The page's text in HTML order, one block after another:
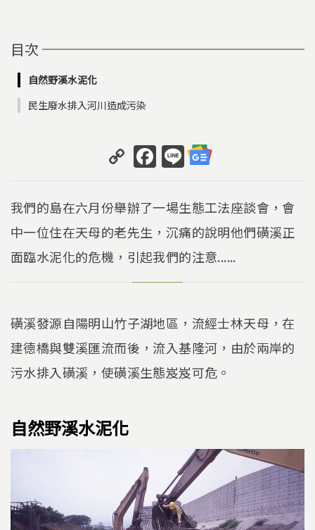
目次
自然野溪水泥化
民生廢水排入河川造成污染
C
o
p
y
Li
n
k
F
a
c
e
b
o
o
k
Li
n
e
我們的島在六月份舉辦了一場生態工法座談會，會
中一位住在天母的老先生，沉痛的說明他們磺溪正
面臨水泥化的危機，引起我們的注意......
磺溪發源自陽明山竹子湖地區，流經士林天母，在
建德橋與雙溪匯流而後，流入基隆河，由於兩岸的
污水排入磺溪，使磺溪生態岌岌可危。
自然野溪水泥化